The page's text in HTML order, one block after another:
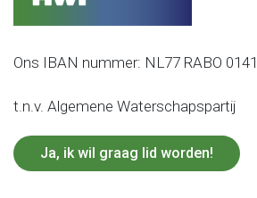
Ons IBAN nummer: NL77 RABO
t.n.v. Algemene Waterschapspartij
Ja, ik wil graag lid worden!